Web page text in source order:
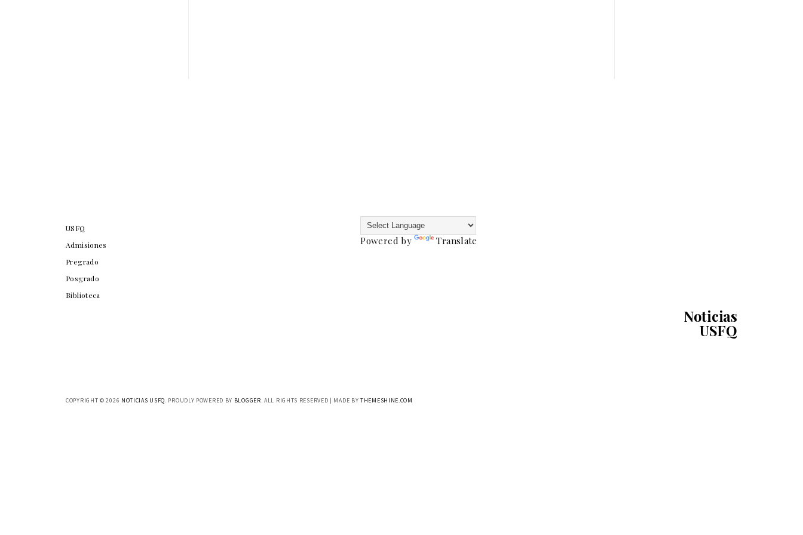
USFQ
Admisiones
Pregrado
Posgrado
Biblioteca
Powered by Translate
Noticias
USFQ
COPYRIGHT ©2026 NOTICIAS USFQ. PROUDLY POWERED BY BLOGGER. ALL RIGHTS RESERVED | MADE BYTHEMESHINE.COM